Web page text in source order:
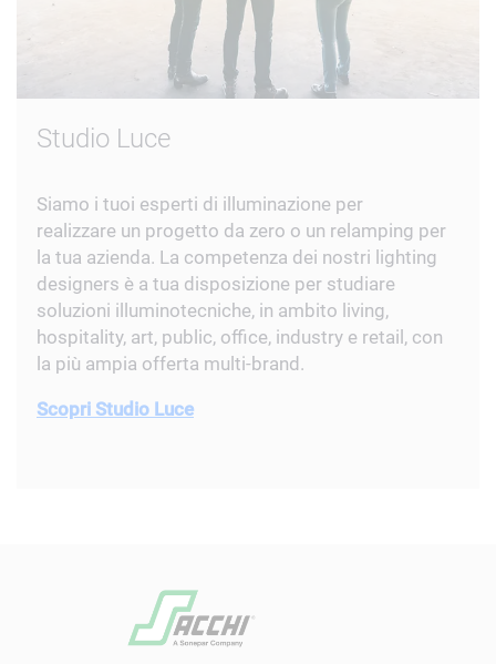
Studio Luce
Siamo i tuoi esperti di illuminazione per
realizzare un progetto da zero o un relamping per
la tua azienda. La competenza dei nostri lighting
designers è a tua disposizione per studiare
soluzioni illuminotecniche, in ambito living,
hospitality, art, public, office, industry e retail, con
la più ampia offerta multi-brand.
Scopri Studio Luce